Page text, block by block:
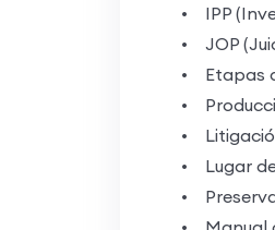
• IPP
• JOP
• Etapas
•
• Litigación
• Lugar
•